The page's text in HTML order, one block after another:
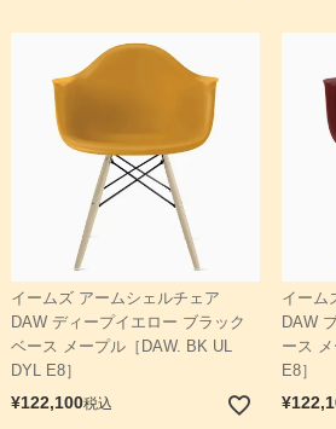
イームズ アームシェルチェア
DAW ディープイエロー ブラック
ベース メープル［DAW. BK UL
DYL E8］
¥122,100税込
イーム
DAW
ース
E8］
¥